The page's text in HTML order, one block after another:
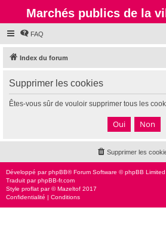
Marchés publics de la
FAQ
Index du forum
Supprimer les cookies
Êtes-vous sûr de vouloir supprimer tous les
Supprimer les
Développé parphpBB® Forum Software © phpBB Limited
Traduit parphpBB-fr.com
Style proflat par ©Mazeltof 2017
Confidentialité | Conditions